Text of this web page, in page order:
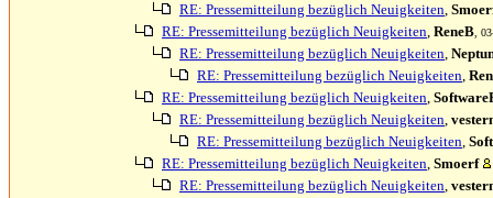
RE: Pressemitteilung bezüglich Neuigkeiten,
RE: Pressemitteilung bezüglich Neuigkeiten, ReneB ,
RE: Pressemitteilung bezüglich Neuigkeiten,
RE: Pressemitteilung bezüglich Neuigkeiten,
RE: Pressemitteilung bezüglich Neuigkeiten,
RE: Pressemitteilung bezüglich Neuigkeiten,
RE: Pressemitteilung bezüglich Neuigkeiten,
RE: Pressemitteilung bezüglich Neuigkeiten, Smoerf
RE: Pressemitteilung bezüglich Neuigkeiten,